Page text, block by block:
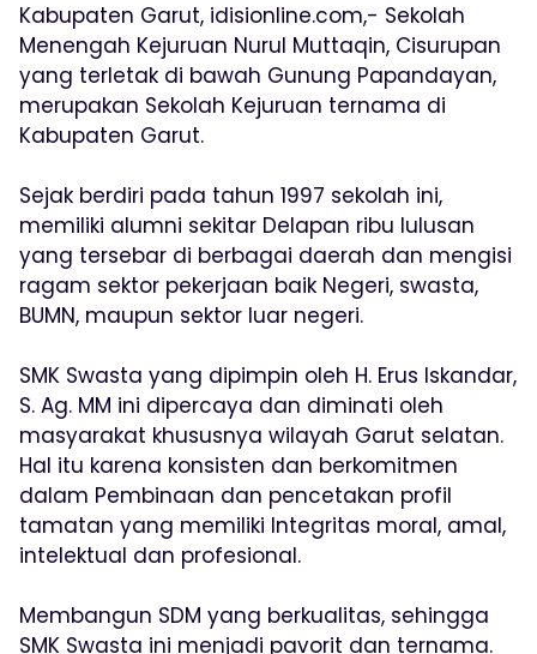
Kabupaten Garut, idisionline.com,- Sekolah
Menengah Kejuruan Nurul Muttaqin, Cisurupan
yang terletak di bawah Gunung Papandayan,
merupakan Sekolah Kejuruan ternama di
Kabupaten Garut.
Sejak berdiri pada tahun 1997 sekolah ini,
memiliki alumni sekitar Delapan ribu lulusan
yang tersebar di berbagai daerah dan mengisi
ragam sektor pekerjaan baik Negeri, swasta,
BUMN, maupun sektor luar negeri.
SMK Swasta yang dipimpin oleh H. Erus Iskandar,
S. Ag. MM ini dipercaya dan diminati oleh
masyarakat khususnya wilayah Garut selatan.
Hal itu karena konsisten dan berkomitmen
dalam Pembinaan dan pencetakan profil
tamatan yang memiliki Integritas moral, amal,
intelektual dan profesional.
Membangun SDM yang berkualitas, sehingga
SMK Swasta ini menjadi pavorit dan ternama.